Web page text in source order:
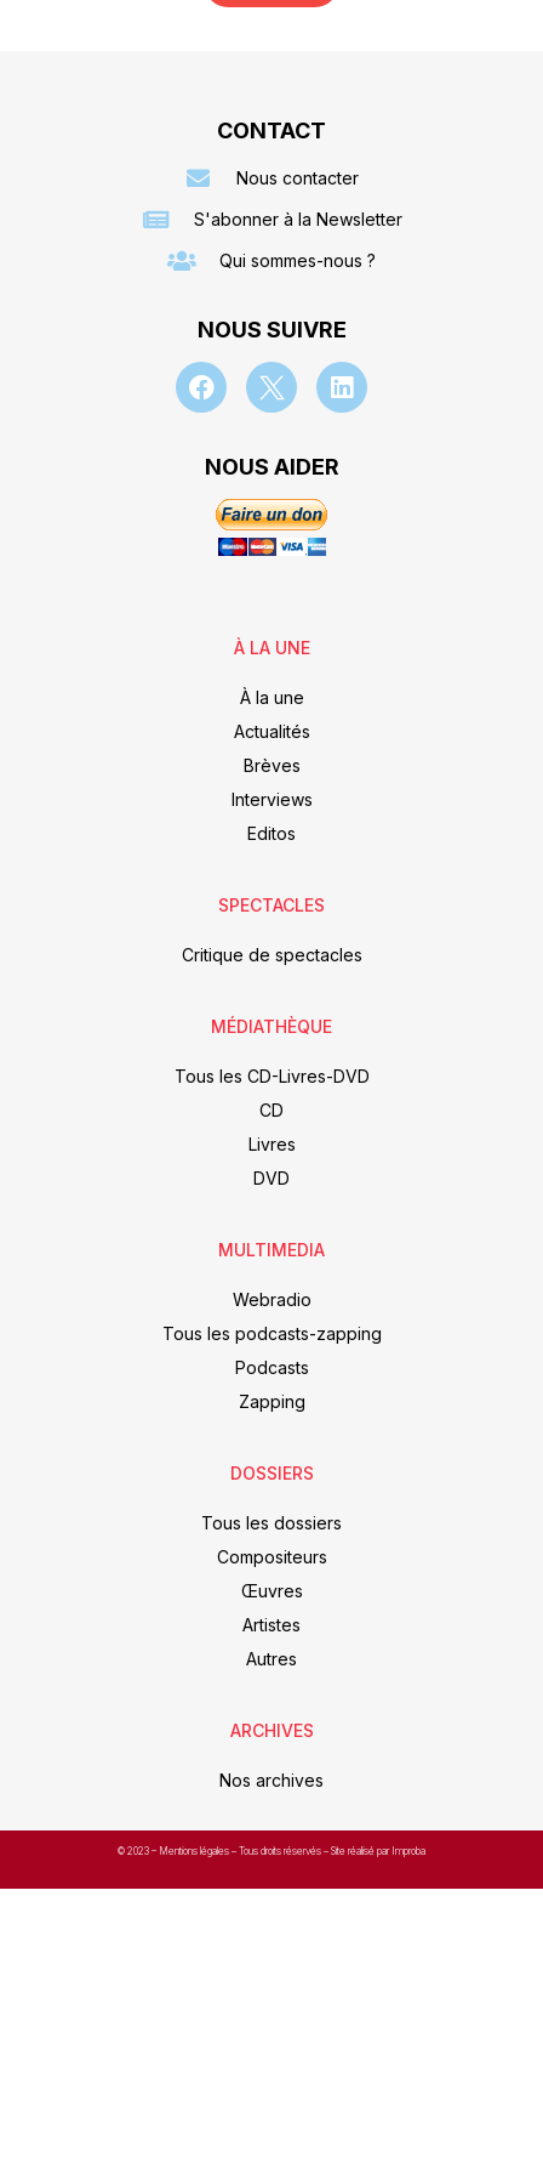
CONTACT
Nous contacter
S'abonner à la Newsletter
Qui sommes-nous ?
NOUS SUIVRE
NOUS AIDER
À LA UNE
À la une
Actualités
Brèves
Interviews
Editos
SPECTACLES
Critique de spectacles
MÉDIATHÈQUE
Tous les CD-Livres-DVD
CD
Livres
DVD
MULTIMEDIA
Webradio
Tous les podcasts-zapping
Podcasts
Zapping
DOSSIERS
Tous les dossiers
Compositeurs
Œuvres
Artistes
Autres
ARCHIVES
Nos archives
© 2023 – Mentions légales – Tous droits réservés – Site réalisé par Improba